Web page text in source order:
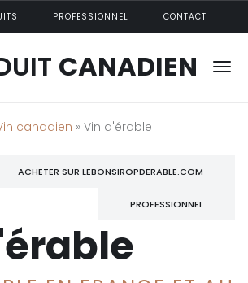
PROFESSIONNEL CONTACT
CANADIEN
canadien » Vin d'érable
ACHETER SUR LEBONSIROPDERABLE.COM
PROFESSIONNEL